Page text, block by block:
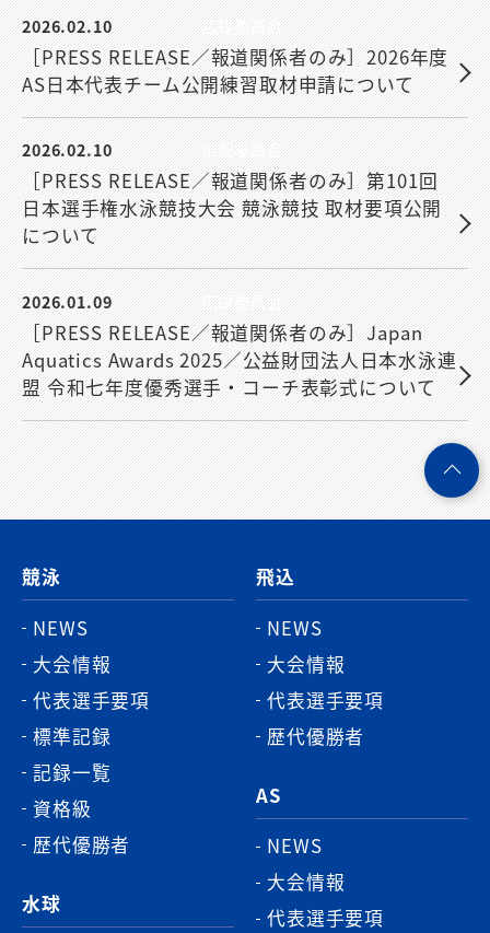
2026.02.10 広報委員会
［PRESS RELEASE／報道関係者のみ］2026年度
AS日本代表チーム公開練習取材申請について
2026.02.10 広報委員会
［PRESS RELEASE／報道関係者のみ］第101回
日本選手権水泳競技大会 競泳競技 取材要項公開
について
2026.01.09 広報委員会
［PRESS RELEASE／報道関係者のみ］Japan
Aquatics Awards 2025／公益財団法人日本水泳連
盟 令和七年度優秀選手・コーチ表彰式について
競泳
NEWS
大会情報
代表選手要項
標準記録
記録一覧
資格級
歴代優勝者
水球
飛込
NEWS
大会情報
代表選手要項
歴代優勝者
AS
NEWS
大会情報
代表選手要項